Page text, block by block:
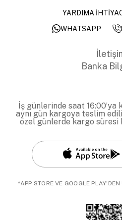
YARDIMA
WHATSAPP
Banka
İş günlerinde saat
aynı gün kargoya teslim
özel günlerde kargo süresi
*APP STORE VE GOOGLE